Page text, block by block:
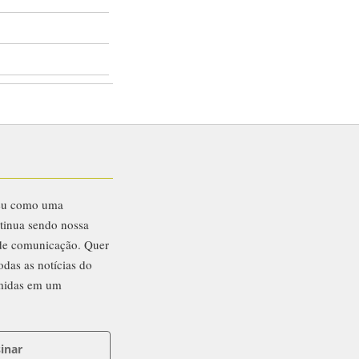
como uma
sendo nossa
comunicação. Quer
as notícias do
em um